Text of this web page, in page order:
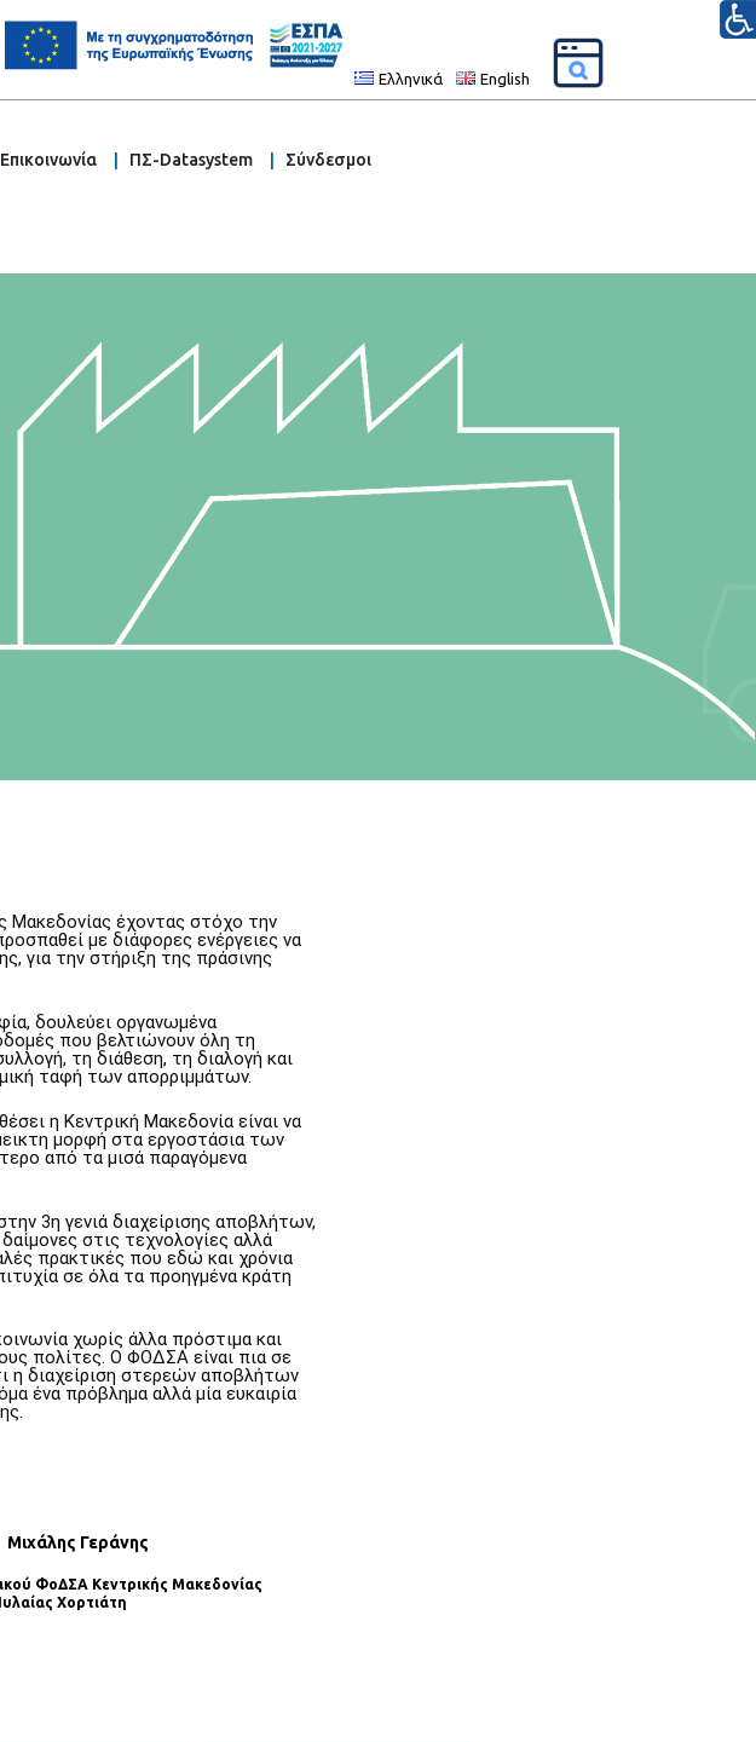
Ελληνικά English
Επικοινωνία ΠΣ-Datasystem Σύνδεσμοι
Μακεδονίας έχοντας στόχο την
με διάφορες ενέργειες να
για την στήριξη της πράσινης
δουλεύει οργανωμένα
που βελτιώνουν όλη τη
τη διάθεση, τη διαλογή και
ταφή των απορριμμάτων.
η Κεντρική Μακεδονία είναι να
μορφή στα εργοστάσια των
από τα μισά παραγόμενα
3η γενιά διαχείρισης αποβλήτων,
στις τεχνολογίες αλλά
πρακτικές που εδώ και χρόνια
σε όλα τα προηγμένα κράτη
χωρίς άλλα πρόστιμα και
πολίτες. Ο ΦΟΔΣΑ είναι πια σε
η διαχείριση στερεών αποβλήτων
ένα πρόβλημα αλλά μία ευκαιρία
Μιχάλης Γεράνης
ΦοΔΣΑ Κεντρικής Μακεδονίας
Χορτιάτη